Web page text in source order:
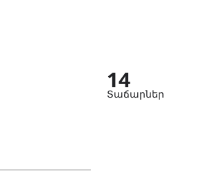
14
Տաճարներ